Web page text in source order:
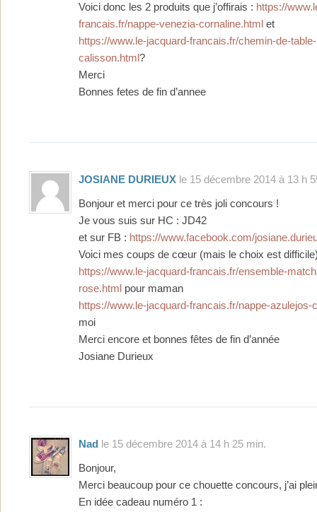
Voici donc les 2 produits que j’offirais : https://
francais.fr/nappe-venezia-cornaline.html et
https://www.le-jacquard-francais.fr/chemin-de-
calisson.html?
Merci
Bonnes fetes de fin d’annee
JOSIANE DURIEUX le 15 décembre 2014 à 13 h
Bonjour et merci pour ce très joli concours !
Je vous suis sur HC : JD42
et sur FB : https://www.facebook.com/
Voici mes coups de cœur (mais le choix est
https://www.le-jacquard-francais.fr/ensemble-
rose.html pour maman
https://www.le-jacquard-francais.fr/nappe-azulejos-
moi
Merci encore et bonnes fêtes de fin d’année
Josiane Durieux
Nad le 15 décembre 2014 à 14 h 25 min.
Bonjour,
Merci beaucoup pour ce chouette concours, j’ai
En idée cadeau numéro 1 :